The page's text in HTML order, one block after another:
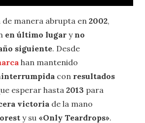
de manera abrupta en 2002,
en último lugar y no
siguiente. Desde
han mantenido
con resultados
esperar hasta 2013 para
victoria de la mano
y su «Only Teardrops».